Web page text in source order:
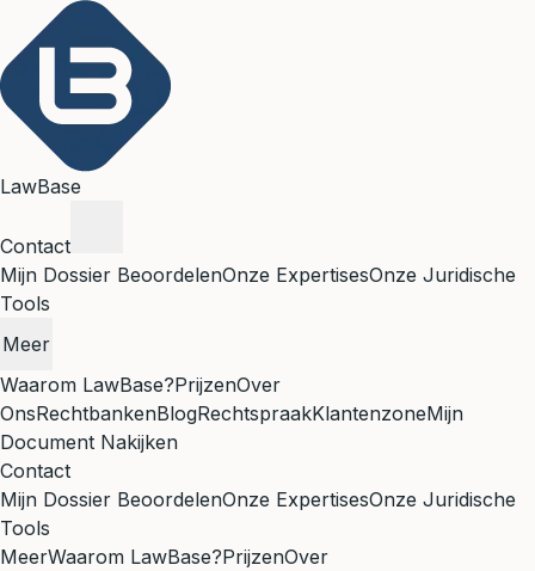
LawBase
Contact
Mijn Dossier BeoordelenOnze ExpertisesOnze Juridische
Tools
Meer
Waarom LawBase?PrijzenOver
OnsRechtbankenBlogRechtspraakKlantenzoneMijn
Document Nakijken
Contact
Mijn Dossier BeoordelenOnze ExpertisesOnze Juridische
Tools
MeerWaarom LawBase?PrijzenOver